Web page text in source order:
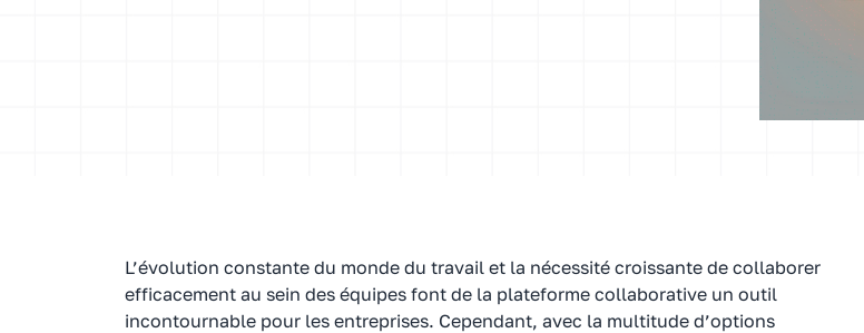
L’évolution constante du monde du travail et la nécessité croissante de collaborer
efficacement au sein des équipes font de la plateforme collaborative un outil
incontournable pour les entreprises. Cependant, avec la multitude d’options